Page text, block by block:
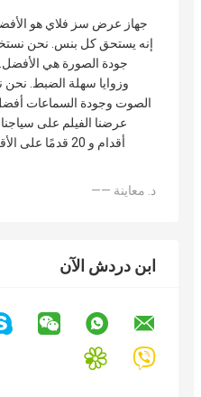
جهاز عرض سز فلاي هو
إنه يستحق كل بنس. نحن
جودة الصورة هي الأفضل.
وزوايا سهلة الضبط.
الصوت وجودة السماعات
أقدام و 20 قدمًا
—— د. معاينة
ابن دردش الآن